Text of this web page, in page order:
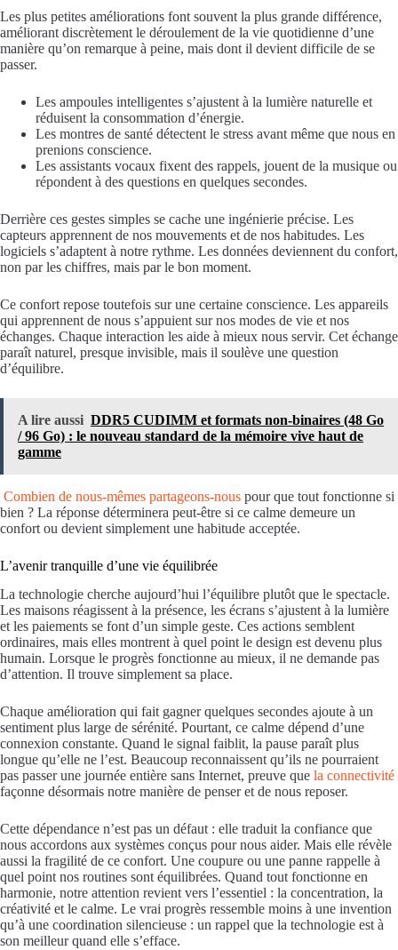
Les plus petites améliorations font souvent la plus grande différence,
améliorant discrètement le déroulement de la vie quotidienne d’une
manière qu’on remarque à peine, mais dont il devient difficile de se
passer.
Les ampoules intelligentes s’ajustent à la lumière naturelle et
réduisent la consommation d’énergie.
Les montres de santé détectent le stress avant même que nous en
prenions conscience.
Les assistants vocaux fixent des rappels, jouent de la musique ou
répondent à des questions en quelques secondes.
Derrière ces gestes simples se cache une ingénierie précise. Les
capteurs apprennent de nos mouvements et de nos habitudes. Les
logiciels s’adaptent à notre rythme. Les données deviennent du confort,
non par les chiffres, mais par le bon moment.
Ce confort repose toutefois sur une certaine conscience. Les appareils
qui apprennent de nous s’appuient sur nos modes de vie et nos
échanges. Chaque interaction les aide à mieux nous servir. Cet échange
paraît naturel, presque invisible, mais il soulève une question
d’équilibre.
A lire aussi DDR5 CUDIMM et formats non-binaires (48 Go
/ 96 Go) : le nouveau standard de la mémoire vive haut de
gamme
Combien de nous-mêmes partageons-nous pour que tout fonctionne si
bien ? La réponse déterminera peut-être si ce calme demeure un
confort ou devient simplement une habitude acceptée.
L’avenir tranquille d’une vie équilibrée
La technologie cherche aujourd’hui l’équilibre plutôt que le spectacle.
Les maisons réagissent à la présence, les écrans s’ajustent à la lumière
et les paiements se font d’un simple geste. Ces actions semblent
ordinaires, mais elles montrent à quel point le design est devenu plus
humain. Lorsque le progrès fonctionne au mieux, il ne demande pas
d’attention. Il trouve simplement sa place.
Chaque amélioration qui fait gagner quelques secondes ajoute à un
sentiment plus large de sérénité. Pourtant, ce calme dépend d’une
connexion constante. Quand le signal faiblit, la pause paraît plus
longue qu’elle ne l’est. Beaucoup reconnaissent qu’ils ne pourraient
pas passer une journée entière sans Internet, preuve que la connectivité
façonne désormais notre manière de penser et de nous reposer.
Cette dépendance n’est pas un défaut : elle traduit la confiance que
nous accordons aux systèmes conçus pour nous aider. Mais elle révèle
aussi la fragilité de ce confort. Une coupure ou une panne rappelle à
quel point nos routines sont équilibrées. Quand tout fonctionne en
harmonie, notre attention revient vers l’essentiel : la concentration, la
créativité et le calme. Le vrai progrès ressemble moins à une invention
qu’à une coordination silencieuse : un rappel que la technologie est à
son meilleur quand elle s’efface.